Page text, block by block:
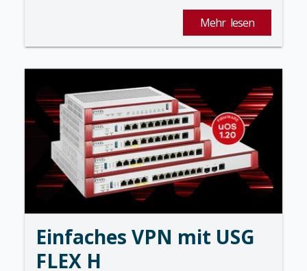
Mehr lesen
Einfaches VPN mit USG
FLEX H